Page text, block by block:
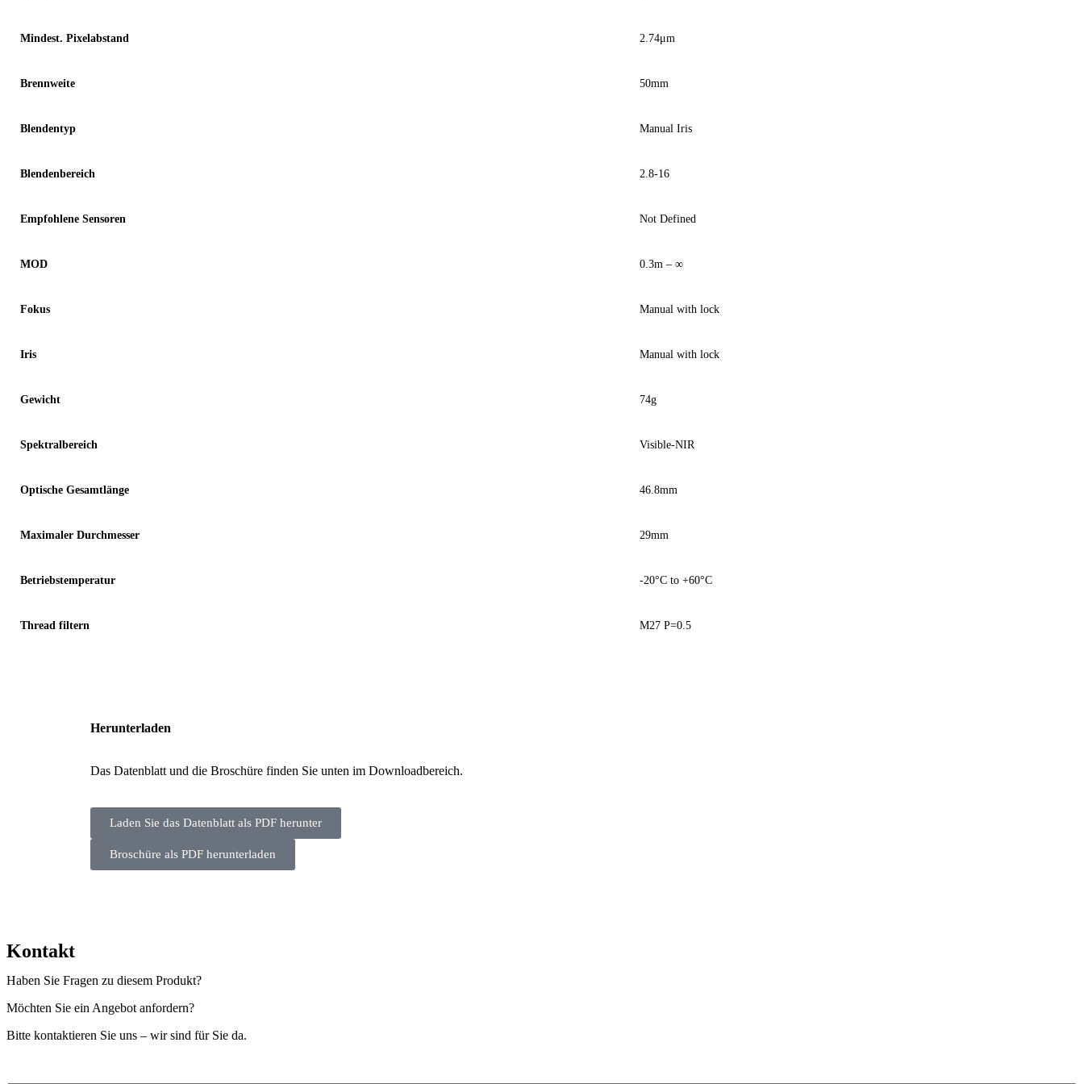
Mindest. Pixelabstand 2.74μm
Brennweite 50mm
Blendentyp Manual Iris
Blendenbereich 2.8-16
Empfohlene Sensoren Not Defined
MOD 0.3m – ∞
Fokus Manual with lock
Iris Manual with lock
Gewicht 74g
Spektralbereich Visible-NIR
Optische Gesamtlänge 46.8mm
Maximaler Durchmesser 29mm
Betriebstemperatur -20°C to +60°C
Thread filtern M27 P=0.5
Herunterladen
Das Datenblatt und die Broschüre finden Sie unten im Downloadbereich.
Laden Sie das Datenblatt als PDF herunter
Broschüre als PDF herunterladen
Kontakt
Haben Sie Fragen zu diesem Produkt?
Möchten Sie ein Angebot anfordern?
Bitte kontaktieren Sie uns – wir sind für Sie da.